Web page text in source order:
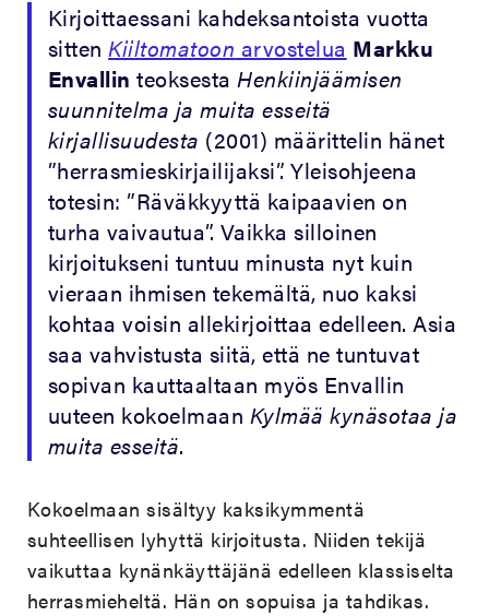
Kirjoittaessani kahdeksantoista vuotta
sittenKiiltomatoon arvostelua Markku
Envallin teoksestaHenkiinjäämisen
suunnitelma ja muita esseitä
kirjallisuudesta (2001) määrittelin hänet
”herrasmieskirjailijaksi”. Yleisohjeena
totesin: ”Räväkkyyttä kaipaavien on
turha vaivautua”. Vaikka silloinen
kirjoitukseni tuntuu minusta nyt kuin
vieraan ihmisen tekemältä, nuo kaksi
kohtaa voisin allekirjoittaa edelleen. Asia
saa vahvistusta siitä, että ne tuntuvat
sopivan kauttaaltaan myös Envallin
uuteen kokoelmaan Kylmää kynäsotaa ja
muita esseitä.
Kokoelmaan sisältyy kaksikymmentä
suhteellisen lyhyttä kirjoitusta. Niiden tekijä
vaikuttaa kynänkäyttäjänä edelleen klassiselta
herrasmieheltä. Hän on sopuisa ja tahdikas.